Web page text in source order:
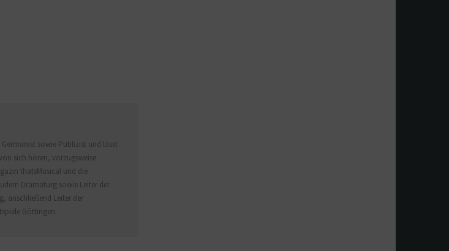
sowie Publizist und lässt
sich hören, vorzugsweise
thatsMusical und die
Dramaturg sowie Leiter der
anschließend Leiter der
Göttingen.